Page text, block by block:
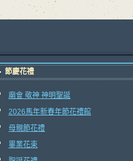
節慶花禮
廟會 敬神 神明聖誕
2026馬年新春年節花禮館
母親節花禮
畢業花束